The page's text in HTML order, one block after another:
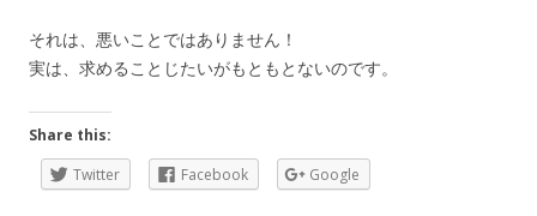
それは、悪いことではありません！
実は、求めることじたいがもともとないのです。
Share this:
Twitter
Facebook Google